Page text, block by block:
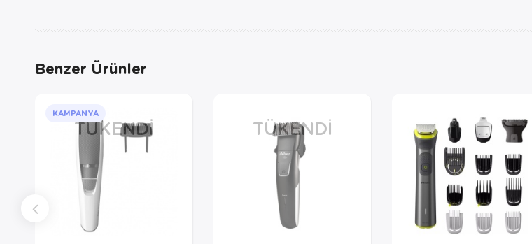
Benzer Ürünler
TÜKENDI
KAMPANYA
TÜKENDI